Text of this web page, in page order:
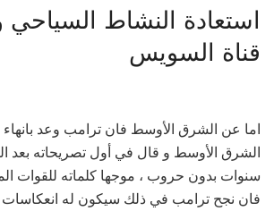
استعادة النشاط
قناة السويس
اما عن الشرق الأوسط فان ترامب وعد
الشرق الأوسط و قال في أول تصريحاته بعد
سنوات بدون حروب ، موجها كلماته للقوات
فان نجح ترامب في ذلك سيكون له